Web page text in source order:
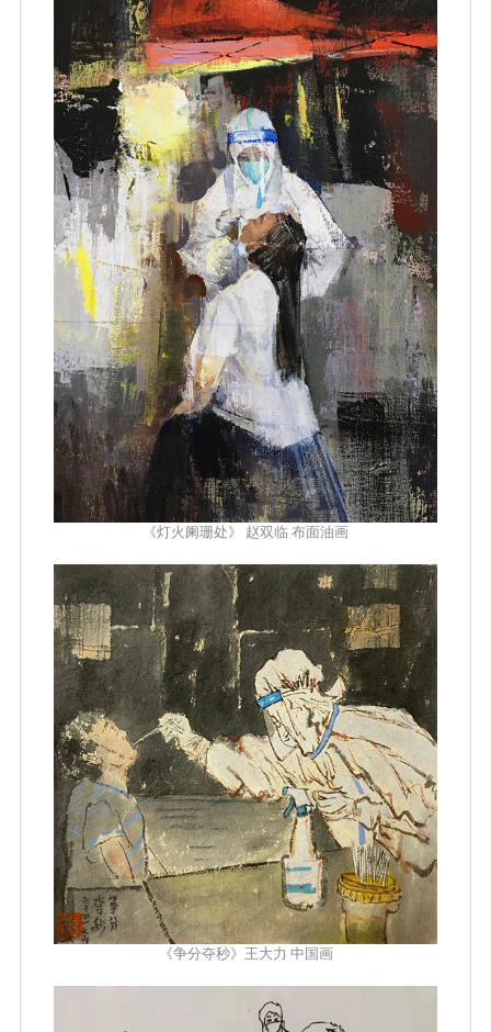
《灯火阑珊处》 赵双临 布面油画
《争分夺秒》王大力 中国画